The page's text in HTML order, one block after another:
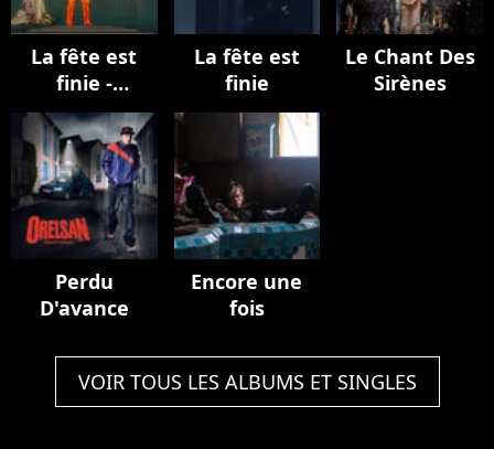
La fête est
finie -
EPILOGUE
La fête est
finie
Le Chant Des
Sirènes
Perdu
D'avance
Encore une
fois
VOIR TOUS LES ALBUMS ET SINGLES